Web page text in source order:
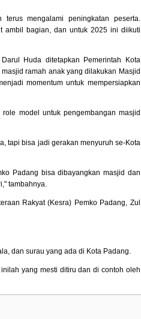
mengalami peningkatan peserta.
ambil bagian, dan untuk 2025 ini diikuti
Huda ditetapkan Pemerintah Kota
ramah anak yang dilakukan Masjid
momentum untuk mempersiapkan
model untuk pengembangan masjid
tapi bisa jadi gerakan menyuruh se-Kota
Padang bisa dibayangkan masjid dan
tambahnya.
Rakyat (Kesra) Pemko Padang, Zul
dan surau yang ada di Kota Padang.
yang mesti ditiru dan di contoh oleh